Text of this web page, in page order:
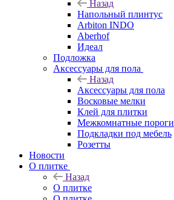
Назад
Напольный плинтус
Arbiton INDO
Aberhof
Идеал
Подложка
Аксессуары для пола
Назад
Аксессуары для пола
Восковые мелки
Клей для плитки
Межкомнатные пороги
Подкладки под мебель
Розетты
Новости
О плитке
Назад
О плитке